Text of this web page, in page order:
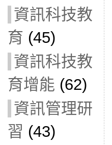
資訊科技教
育 (45)
資訊科技教
育增能 (62)
資訊管理研
習 (43)